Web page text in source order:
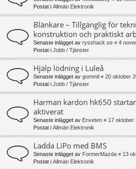
Postat i Allmän Elektronik
Blänkare – Tillgänglig för
konstruktion och praktiskt
Senaste inlägget av rysshack.se « 4
Postat i Jobb / Tjänster
Hjälp lödning i Luleå
Senaste inlägget av gommil « 20 oktober
Postat i Jobb / Tjänster
Harman kardon hk650
aktiverat
Senaste inlägget av Enveten « 17 oktober
Postat i Allmän Elektronik
Ladda LiPo med BMS
Senaste inlägget av FormerMazda « 13
Postat i Allmän Elektronik